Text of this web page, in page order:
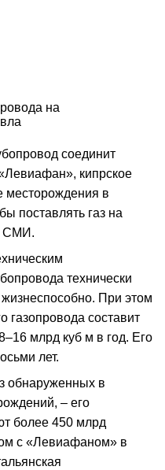
на
соединит
кипрское
месторождения в
поставлять газ на
СМИ.
технически
При этом
газопровода составит
млрд куб м в год. Его
лет.
обнаруженных в
– его
более 450 млрд
с «Левиафаном» в